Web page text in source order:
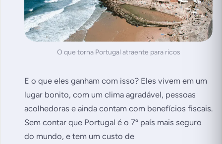
O que torna Portugal atraente para ricos
E o que eles ganham com isso? Eles vivem em um
lugar bonito, com um clima agradável, pessoas
acolhedoras e ainda contam com benefícios fiscais.
Sem contar que Portugal é o 7º país mais seguro
do mundo, e tem um custo de